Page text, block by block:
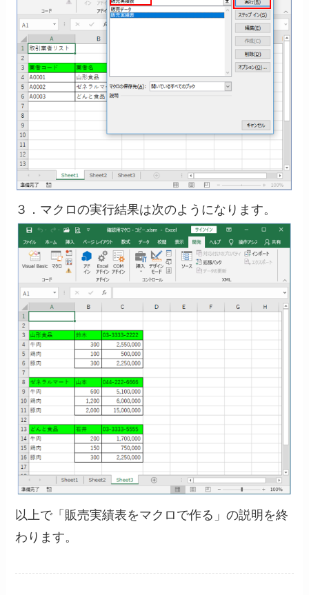
３．マクロの実行結果は次のようになります。
以上で「販売実績表をマクロで作る」の説明を終
わります。